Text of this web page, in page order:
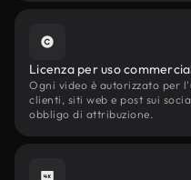
Licenza per uso
Ogni video è autorizzato per
clienti, siti web e post sui
obbligo di attribuzione.